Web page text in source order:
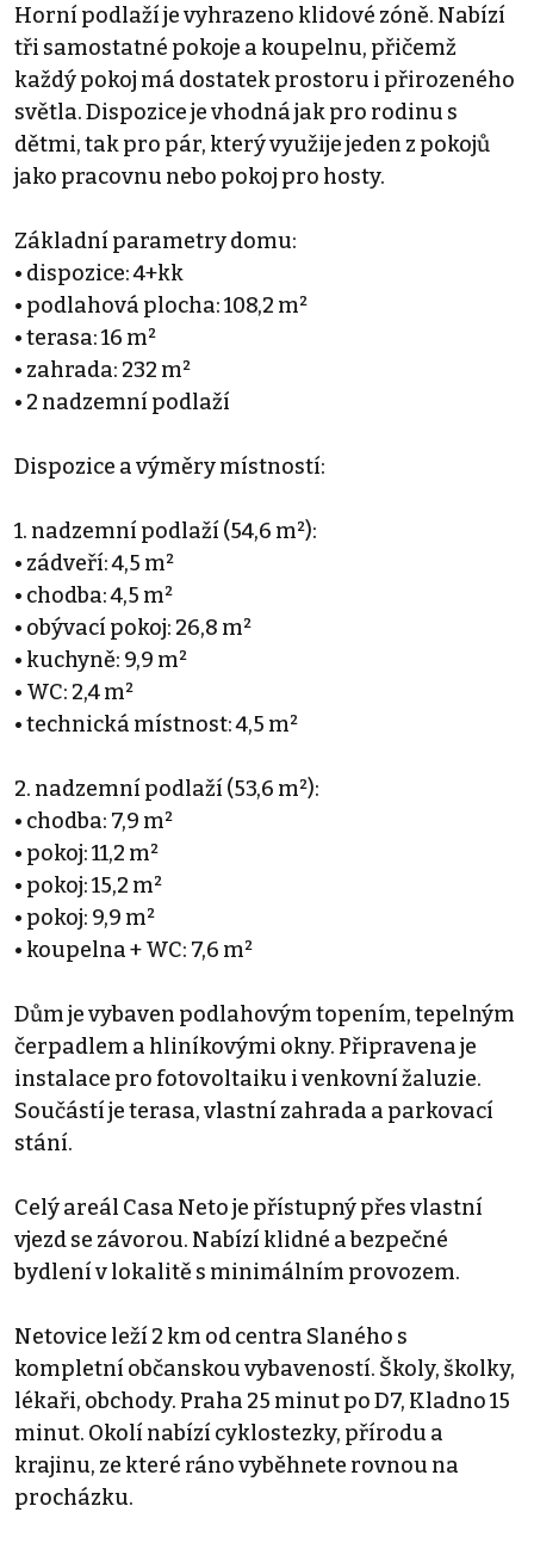
Horní podlaží je vyhrazeno klidové zóně. Nabízí
tři samostatné pokoje a koupelnu, přičemž
každý pokoj má dostatek prostoru i přirozeného
světla. Dispozice je vhodná jak pro rodinu s
dětmi, tak pro pár, který využije jeden z pokojů
jako pracovnu nebo pokoj pro hosty.
Základní parametry domu:
• dispozice: 4+kk
• podlahová plocha: 108,2 m²
• terasa: 16 m²
• zahrada: 232 m²
• 2 nadzemní podlaží
Dispozice a výměry místností:
1. nadzemní podlaží (54,6 m²):
• zádveří: 4,5 m²
• chodba: 4,5 m²
• obývací pokoj: 26,8 m²
• kuchyně: 9,9 m²
• WC: 2,4 m²
• technická místnost: 4,5 m²
2. nadzemní podlaží (53,6 m²):
• chodba: 7,9 m²
• pokoj: 11,2 m²
• pokoj: 15,2 m²
• pokoj: 9,9 m²
• koupelna + WC: 7,6 m²
Dům je vybaven podlahovým topením, tepelným
čerpadlem a hliníkovými okny. Připravena je
instalace pro fotovoltaiku i venkovní žaluzie.
Součástí je terasa, vlastní zahrada a parkovací
stání.
Celý areál Casa Neto je přístupný přes vlastní
vjezd se závorou. Nabízí klidné a bezpečné
bydlení v lokalitě s minimálním provozem.
Netovice leží 2 km od centra Slaného s
kompletní občanskou vybaveností. Školy, školky,
lékaři, obchody. Praha 25 minut po D7, Kladno 15
minut. Okolí nabízí cyklostezky, přírodu a
krajinu, ze které ráno vyběhnete rovnou na
procházku.